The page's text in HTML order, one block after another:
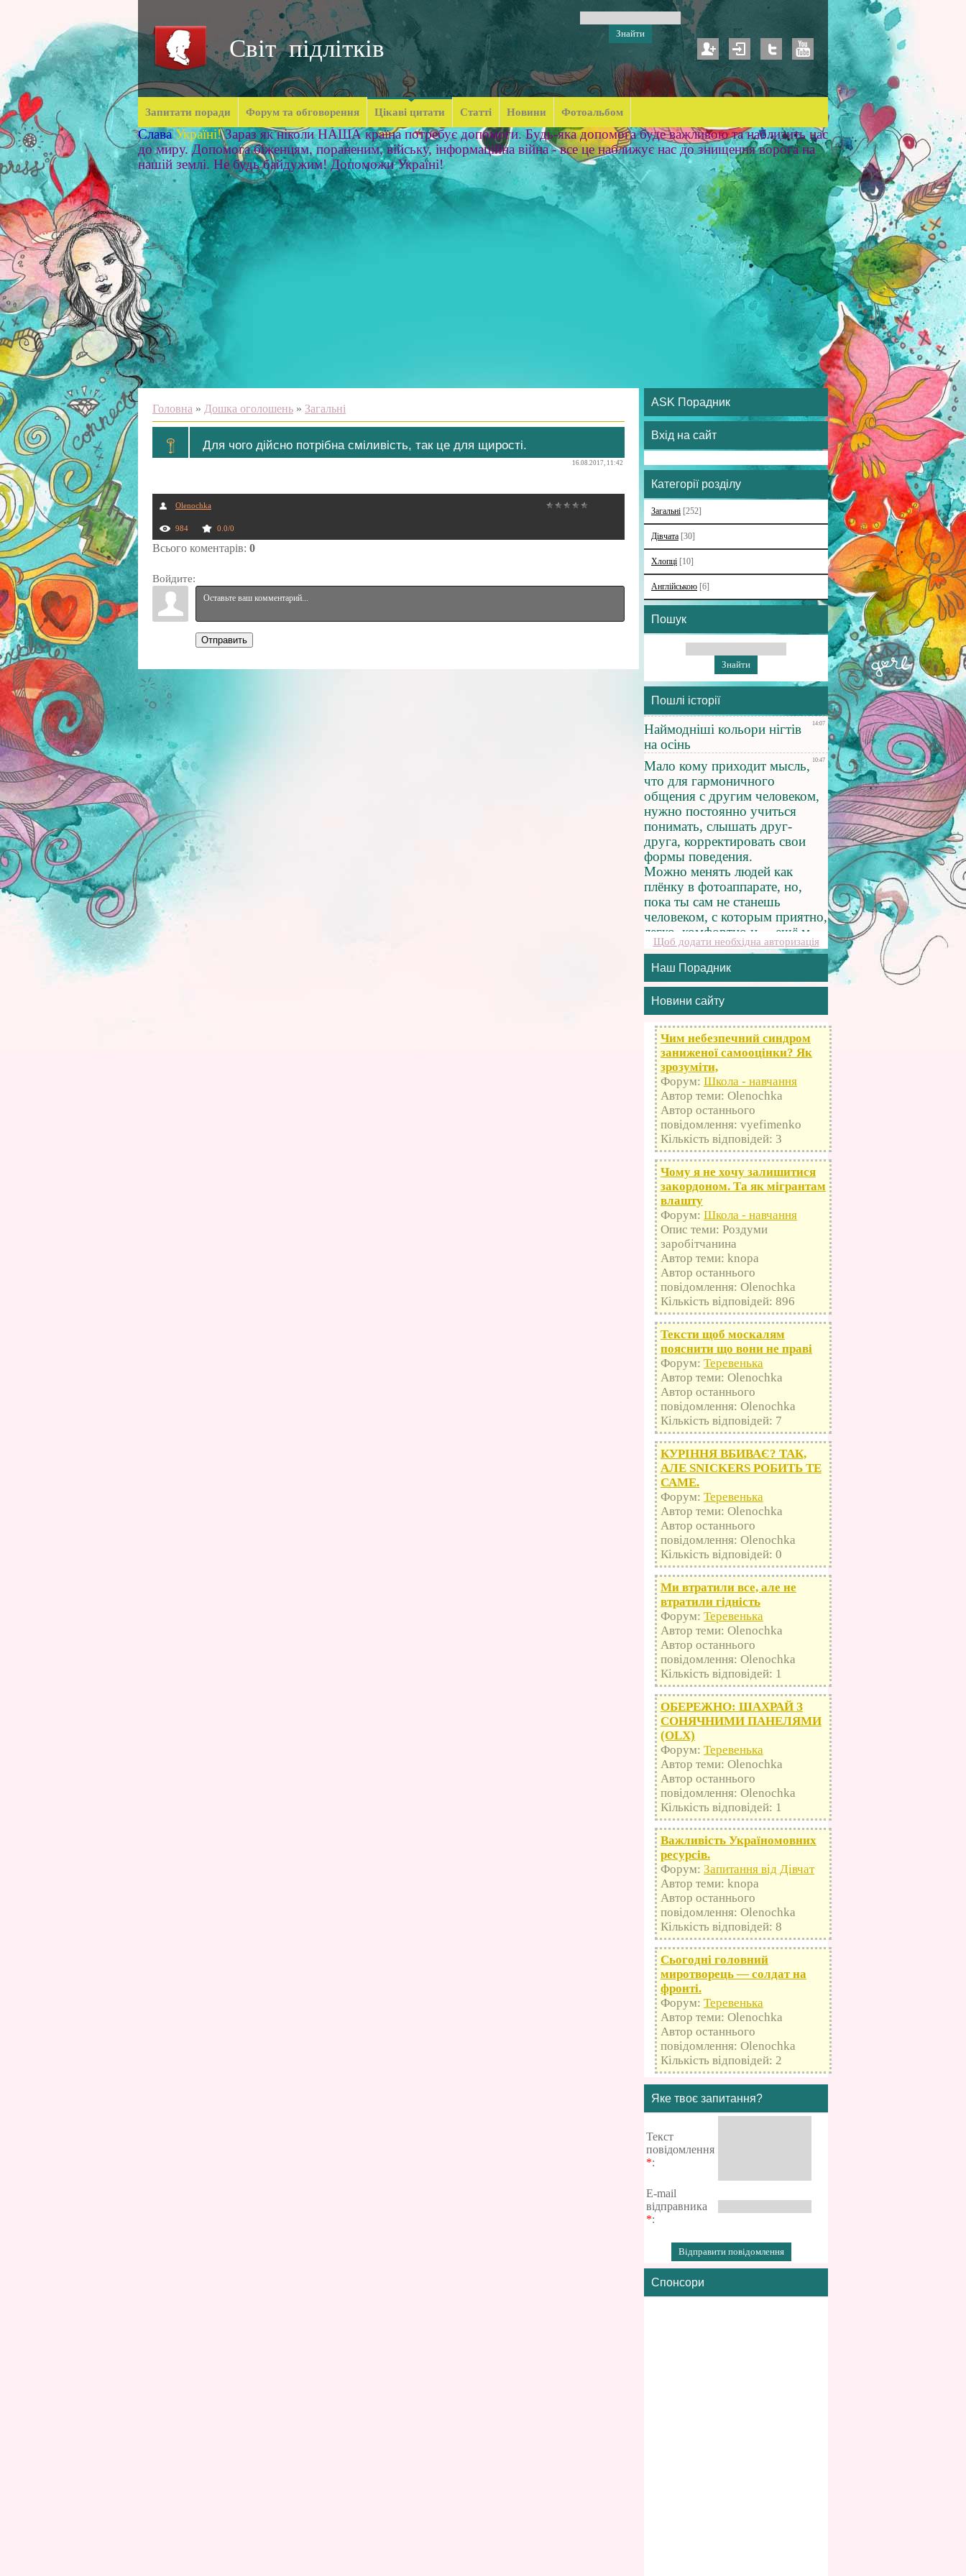
Світ підлітків
Запитати поради Форум та обговорення Цікаві цитати Статті Новини Фотоальбом
Слава Україні! Зараз як ніколи НАША країна потребує допомоги. Будь-яка допомога буде важливою та наблизить нас
до миру. Допомога біженцям, пораненим, війську, інформаційна війна - все це наближує нас до знищення ворога на
нашій землі. Не будь байдужим! Допоможи Україні!
Головна » Дошка оголошень » Загальні
Для чого дійсно потрібна сміливість, так це для щирості.
16.08.2017, 11:42
Olenochka
984 0.0/0
Всього коментарів: 0
Войдите:
Отправить
ASK Порадник
Вхід на сайт
Категорії розділу
Загальні [252]
Дівчата [30]
Хлопці [10]
Англійською [6]
Пошук
Пошлі історії
Щоб додати необхідна авторизація
Наш Порадник
Новини сайту
Чим небезпечний синдром
заниженої самооцінки? Як
зрозуміти,
Форум: Школа - навчання
Автор теми: Olenochka
Автор останнього
повідомлення: vyefimenko
Кількість відповідей: 3
Чому я не хочу залишитися
закордоном. Та як мігрантам
влашту
Форум: Школа - навчання
Опис теми: Роздуми
заробітчанина
Автор теми: knopa
Автор останнього
повідомлення: Olenochka
Кількість відповідей: 896
Тексти щоб москалям
пояснити що вони не праві
Форум: Теревенька
Автор теми: Olenochka
Автор останнього
повідомлення: Olenochka
Кількість відповідей: 7
КУРІННЯ ВБИВАЄ? ТАК,
АЛЕ SNICKERS РОБИТЬ ТЕ
САМЕ.
Форум: Теревенька
Автор теми: Olenochka
Автор останнього
повідомлення: Olenochka
Кількість відповідей: 0
Ми втратили все, але не
втратили гідність
Форум: Теревенька
Автор теми: Olenochka
Автор останнього
повідомлення: Olenochka
Кількість відповідей: 1
ОБЕРЕЖНО: ШАХРАЙ З
СОНЯЧНИМИ ПАНЕЛЯМИ
(OLX)
Форум: Теревенька
Автор теми: Olenochka
Автор останнього
повідомлення: Olenochka
Кількість відповідей: 1
Важливість Україномовних
ресурсів.
Форум: Запитання від Дівчат
Автор теми: knopa
Автор останнього
повідомлення: Olenochka
Кількість відповідей: 8
Сьогодні головний
миротворець — солдат на
фронті.
Форум: Теревенька
Автор теми: Olenochka
Автор останнього
повідомлення: Olenochka
Кількість відповідей: 2
Яке твоє запитання?
Текст
повідомлення
*:
E-mail
відправника
*:
Спонсори